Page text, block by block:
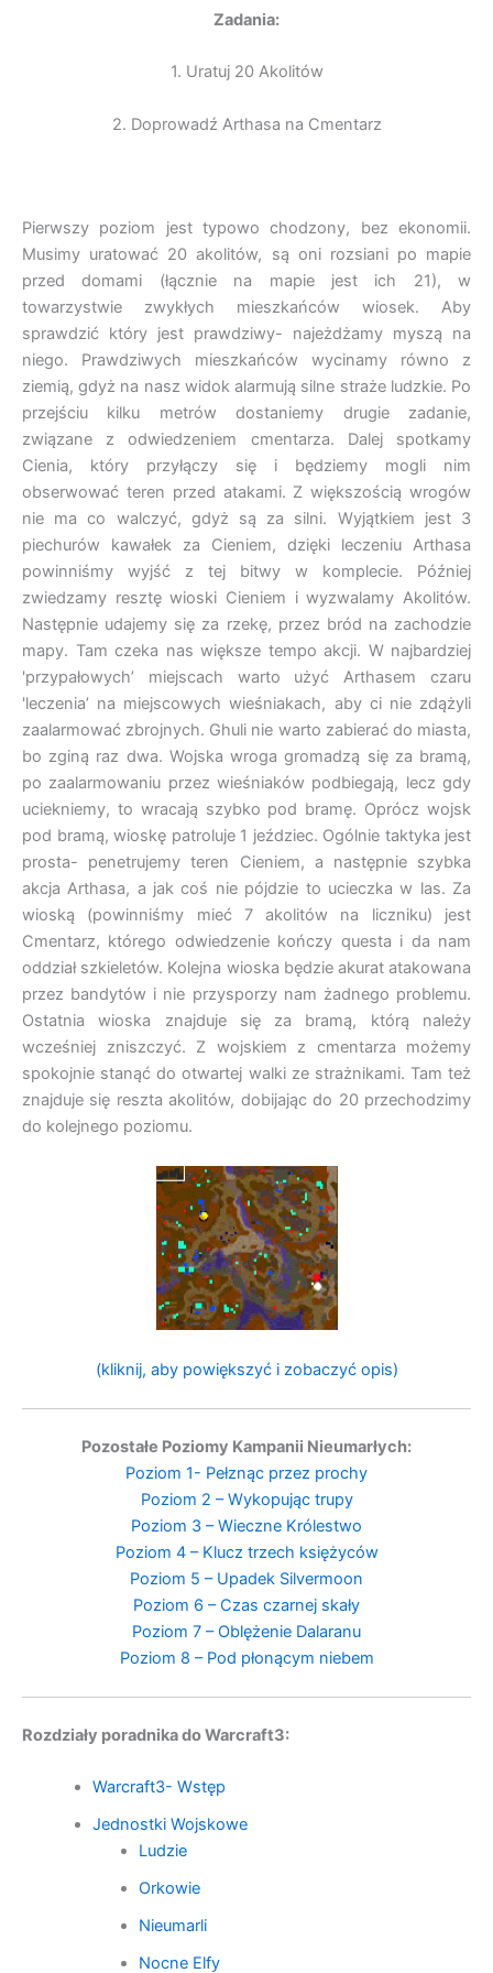
Zadania:
1. Uratuj 20 Akolitów
2. Doprowadź Arthasa na Cmentarz
Pierwszy poziom jest typowo chodzony, bez ekonomii.
Musimy uratować 20 akolitów, są oni rozsiani po mapie
przed domami (łącznie na mapie jest ich 21), w
towarzystwie zwykłych mieszkańców wiosek. Aby
sprawdzić który jest prawdziwy- najeżdżamy myszą na
niego. Prawdziwych mieszkańców wycinamy równo z
ziemią, gdyż na nasz widok alarmują silne straże ludzkie. Po
przejściu kilku metrów dostaniemy drugie zadanie,
związane z odwiedzeniem cmentarza. Dalej spotkamy
Cienia, który przyłączy się i będziemy mogli nim
obserwować teren przed atakami. Z większością wrogów
nie ma co walczyć, gdyż są za silni. Wyjątkiem jest 3
piechurów kawałek za Cieniem, dzięki leczeniu Arthasa
powinniśmy wyjść z tej bitwy w komplecie. Później
zwiedzamy resztę wioski Cieniem i wyzwalamy Akolitów.
Następnie udajemy się za rzekę, przez bród na zachodzie
mapy. Tam czeka nas większe tempo akcji. W najbardziej
'przypałowych’ miejscach warto użyć Arthasem czaru
'leczenia’ na miejscowych wieśniakach, aby ci nie zdążyli
zaalarmować zbrojnych. Ghuli nie warto zabierać do miasta,
bo zginą raz dwa. Wojska wroga gromadzą się za bramą,
po zaalarmowaniu przez wieśniaków podbiegają, lecz gdy
uciekniemy, to wracają szybko pod bramę. Oprócz wojsk
pod bramą, wioskę patroluje 1 jeździec. Ogólnie taktyka jest
prosta- penetrujemy teren Cieniem, a następnie szybka
akcja Arthasa, a jak coś nie pójdzie to ucieczka w las. Za
wioską (powinniśmy mieć 7 akolitów na liczniku) jest
Cmentarz, którego odwiedzenie kończy questa i da nam
oddział szkieletów. Kolejna wioska będzie akurat atakowana
przez bandytów i nie przysporzy nam żadnego problemu.
Ostatnia wioska znajduje się za bramą, którą należy
wcześniej zniszczyć. Z wojskiem z cmentarza możemy
spokojnie stanąć do otwartej walki ze strażnikami. Tam też
znajduje się reszta akolitów, dobijając do 20 przechodzimy
do kolejnego poziomu.
(kliknij, aby powiększyć i zobaczyć opis)
Pozostałe Poziomy Kampanii Nieumarłych:
Poziom 1- Pełznąc przez prochy
Poziom 2 – Wykopując trupy
Poziom 3 – Wieczne Królestwo
Poziom 4 – Klucz trzech księżyców
Poziom 5 – Upadek Silvermoon
Poziom 6 – Czas czarnej skały
Poziom 7 – Oblężenie Dalaranu
Poziom 8 – Pod płonącym niebem
Rozdziały poradnika do Warcraft3:
Warcraft3- Wstęp
Jednostki Wojskowe
Ludzie
Orkowie
Nieumarli
Nocne Elfy